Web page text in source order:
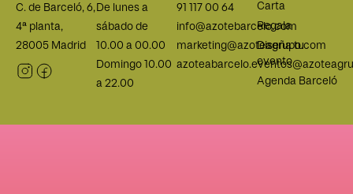
C. de Barceló, 6,
4ª planta,
28005 Madrid
De lunes a
sábado de
10.00 a 00.00
Domingo 10.00
a 22.00
91 117 00 64
info@azotebarcelo.com
marketing@azoteagrupo.com
Carta
Regala
Diseña tu
evento
Agenda Barceló